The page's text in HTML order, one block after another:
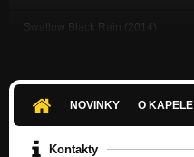
Swallow Black Rain (2014)
Ussuri(the Mystery) (2014)
Nezařazeno
NOVINKY O KAPELE
Kontakty